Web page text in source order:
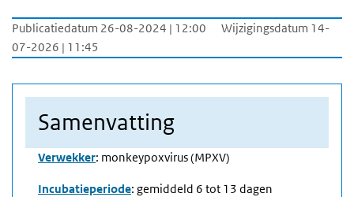
Publicatiedatum 26-08-2024 | 12:00
Wijzigingsdatum 14-
07-2026 | 11:45
Samenvatting
Verwekker: monkeypoxvirus (MPXV)
Incubatieperiode: gemiddeld 6 tot 13 dagen